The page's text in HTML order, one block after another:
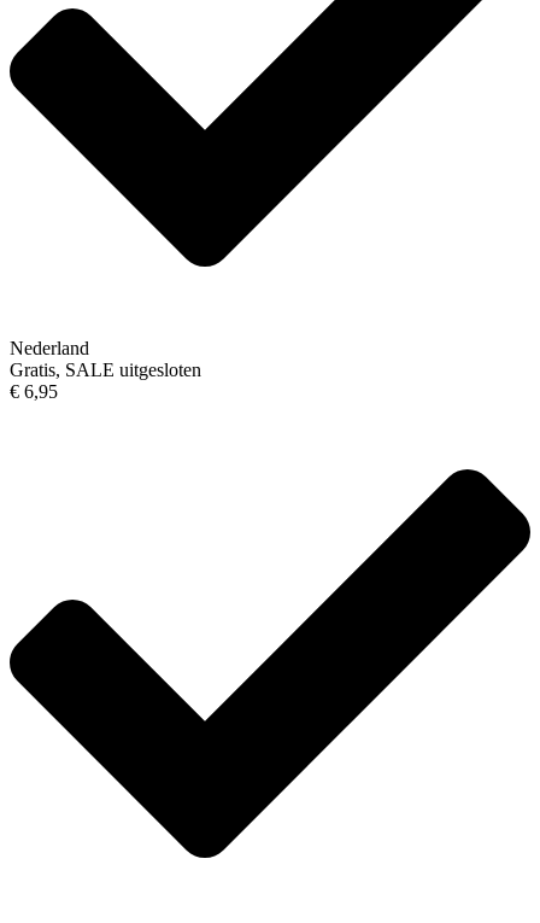
Nederland
Gratis, SALE uitgesloten
€ 6,95